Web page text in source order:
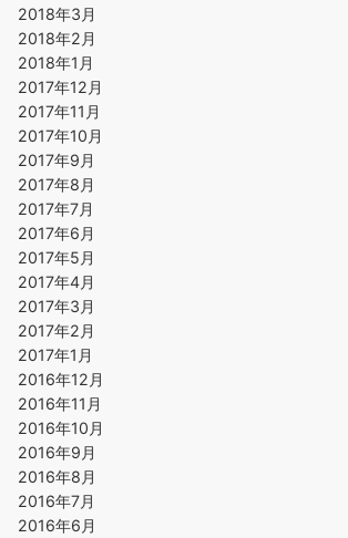
2018年3月
2018年2月
2018年1月
2017年12月
2017年11月
2017年10月
2017年9月
2017年8月
2017年7月
2017年6月
2017年5月
2017年4月
2017年3月
2017年2月
2017年1月
2016年12月
2016年11月
2016年10月
2016年9月
2016年8月
2016年7月
2016年6月